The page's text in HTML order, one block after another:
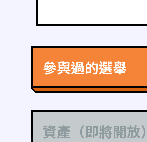
參與過的選舉
資產（即將開放）